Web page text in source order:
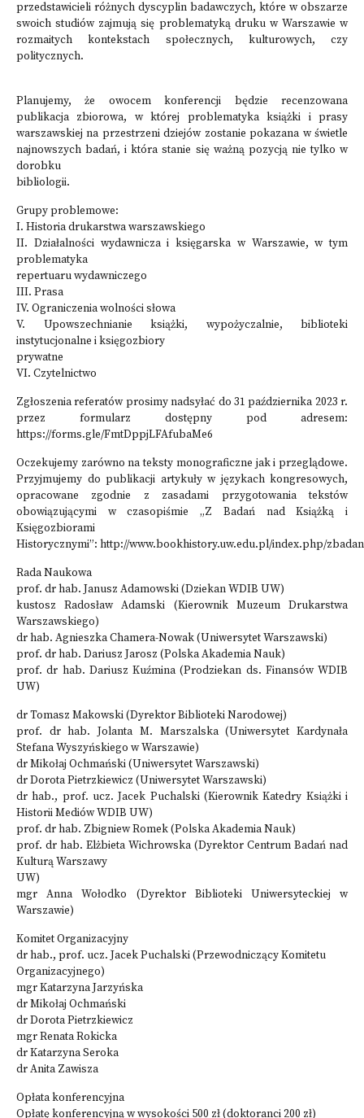
przedstawicieli różnych dyscyplin badawczych, które w obszarze
swoich studiów zajmują się problematyką druku w Warszawie w
rozmaitych kontekstach społecznych, kulturowych, czy
politycznych.
Planujemy, że owocem konferencji będzie recenzowana
publikacja zbiorowa, w której problematyka książki i prasy
warszawskiej na przestrzeni dziejów zostanie pokazana w świetle
najnowszych badań, i która stanie się ważną pozycją nie tylko w
dorobku
bibliologii.
Grupy problemowe:
I. Historia drukarstwa warszawskiego
II. Działalności wydawnicza i księgarska w Warszawie, w tym
problematyka
repertuaru wydawniczego
III. Prasa
IV. Ograniczenia wolności słowa
V. Upowszechnianie książki, wypożyczalnie, biblioteki
instytucjonalne i księgozbiory
prywatne
VI. Czytelnictwo
Zgłoszenia referatów prosimy nadsyłać do 31 października 2023 r.
przez formularz dostępny pod adresem:
https://forms.gle/FmtDppjLFAfubaMe6
Oczekujemy zarówno na teksty monograficzne jak i przeglądowe.
Przyjmujemy do publikacji artykuły w językach kongresowych,
opracowane zgodnie z zasadami przygotowania tekstów
obowiązującymi w czasopiśmie „Z Badań nad Książką i
Księgozbiorami
Historycznymi”: http://www.bookhistory.uw.edu.pl/index.php/
Rada Naukowa
prof. dr hab. Janusz Adamowski (Dziekan WDIB UW)
kustosz Radosław Adamski (Kierownik Muzeum Drukarstwa
Warszawskiego)
dr hab. Agnieszka Chamera-Nowak (Uniwersytet Warszawski)
prof. dr hab. Dariusz Jarosz (Polska Akademia Nauk)
prof. dr hab. Dariusz Kuźmina (Prodziekan ds. Finansów WDIB
UW)
dr Tomasz Makowski (Dyrektor Biblioteki Narodowej)
prof. dr hab. Jolanta M. Marszalska (Uniwersytet Kardynała
Stefana Wyszyńskiego w Warszawie)
dr Mikołaj Ochmański (Uniwersytet Warszawski)
dr Dorota Pietrzkiewicz (Uniwersytet Warszawski)
dr hab., prof. ucz. Jacek Puchalski (Kierownik Katedry Książki i
Historii Mediów WDIB UW)
prof. dr hab. Zbigniew Romek (Polska Akademia Nauk)
prof. dr hab. Elżbieta Wichrowska (Dyrektor Centrum Badań nad
Kulturą Warszawy
UW)
mgr Anna Wołodko (Dyrektor Biblioteki Uniwersyteckiej w
Warszawie)
Komitet Organizacyjny
dr hab., prof. ucz. Jacek Puchalski (Przewodniczący Komitetu
Organizacyjnego)
mgr Katarzyna Jarzyńska
dr Mikołaj Ochmański
dr Dorota Pietrzkiewicz
mgr Renata Rokicka
dr Katarzyna Seroka
dr Anita Zawisza
Opłata konferencyjna
Opłatę konferencyjną w wysokości 500 zł (doktoranci 200 zł)